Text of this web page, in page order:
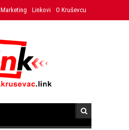
Marketing Linkovi O Kruševcu